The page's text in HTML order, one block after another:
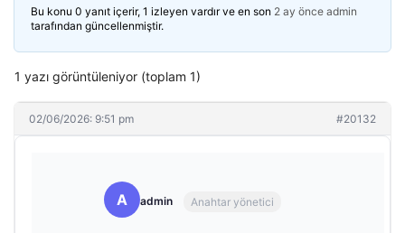
Bu konu 0 yanıt içerir, 1 izleyen vardır ve en son 2 ay önce admin
tarafından güncellenmiştir.
1 yazı görüntüleniyor (toplam 1)
02/06/2026: 9:51 pm #20132
A admin Anahtar yönetici